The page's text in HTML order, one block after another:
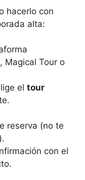
hacerlo con
alta:
Magical Tour o
el tour
reserva (no te
con el